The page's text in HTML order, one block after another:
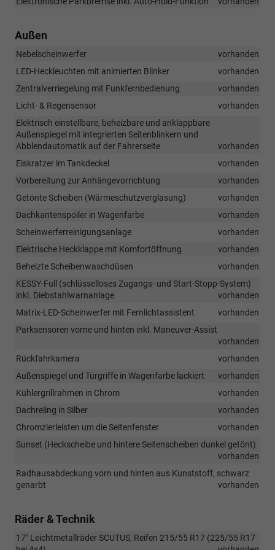
Außen
Nebelscheinwerfer
vorhanden
LED-Heckleuchten mit animierten Blinker
vorhanden
Zentralverriegelung mit Funkfernbedienung
vorhanden
Licht- & Regensensor
vorhanden
Elektrisch einstellbare, beheizbare und anklappbare
Außenspiegel mit integrierten Seitenblinkern und
Abblendautomatik auf der Fahrerseite
vorhanden
Eiskratzer im Tankdeckel
vorhanden
Vorbereitung zur Anhängevorrichtung
vorhanden
Getönte Scheiben (Wärmeschutzverglasung)
vorhanden
Dachkantenspoiler in Wagenfarbe
vorhanden
Scheinwerferreinigungsanlage
vorhanden
Elektrische Heckklappe mit Komfortöffnung
vorhanden
Beheizte Scheibenwaschdüsen
vorhanden
KESSY-Full (schlüsselloses Zugangs- und Start-Stopp-System)
inkl. Diebstahlwarnanlage
vorhanden
Matrix-LED-Scheinwerfer mit Fernlichtassistent
vorhanden
Parksensoren vorne und hinten inkl. Maneuver-Assist
vorhanden
Rückfahrkamera
vorhanden
Außenspiegel und Türgriffe in Wagenfarbe lackiert
vorhanden
Kühlergrillrahmen in Chrom
vorhanden
Dachreling in Silber
vorhanden
Chromzierleisten um die Seitenfenster
vorhanden
Sunset (Heckscheibe und hintere Seitenscheiben dunkel getönt)
vorhanden
Radhausabdeckung vorn und hinten aus Kunststoff, schwarz
genarbt
vorhanden
Räder & Technik
17" Leichtmetallräder SCUTUS, Reifen 215/55 R17 (225/55 R17